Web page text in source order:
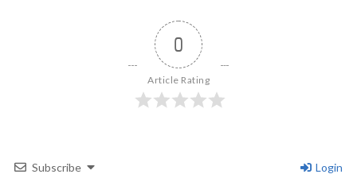
0
Article Rating
Subscribe Login